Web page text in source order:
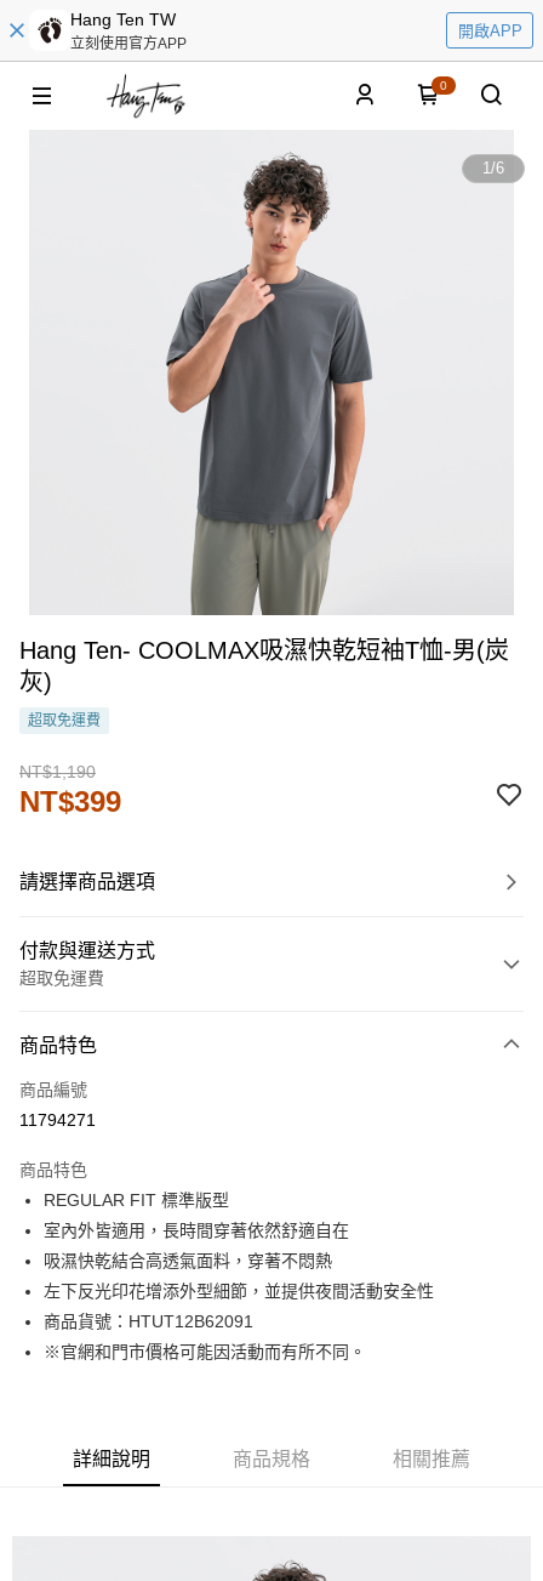
Hang Ten TW
立刻使用官方APP
開啟APP
0
1/6
Hang Ten- COOLMAX吸濕快乾短袖T恤-男(炭
灰)
超取免運費
NT$1,190
NT$399
請選擇商品選項
付款與運送方式
超取免運費
信用卡一次付款
LINE Pay
街口支付
悠遊付
Google Pay
貨到付款
商品特色
商品編號
11794271
商品特色
REGULAR FIT 標準版型
室內外皆適用，長時間穿著依然舒適自在
吸濕快乾結合高透氣面料，穿著不悶熱
左下反光印花增添外型細節，並提供夜間活動安全性
商品貨號：HTUT12B62091
※官網和門市價格可能因活動而有所不同。
詳細說明 商品規格 相關推薦